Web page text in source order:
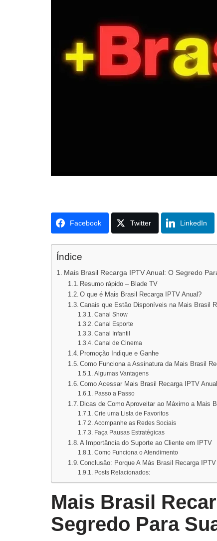
Facebook Twitter LinkedIn
Índice
Mais Brasil Recarga IPTV Anual: O Segredo
Resumo rápido – Blade TV
O que é Mais Brasil Recarga IPTV Anual?
Canais que Estão Disponíveis na Mais Brasil
Canal Show
Canal Esporte
Canal Infantil
Canal de Cinema
Promoção Indique e Ganhe
Como Funciona a Assinatura da Mais Brasil
Algumas Vantagens
Como Acessar Mais Brasil Recarga IPTV Anual
Passo a Passo
Dicas de Como Aproveitar ao Máximo a Mais
Crie uma Lista de Favoritos
Acompanhe as Redes Sociais
Faça Pausas Estratégicas
A Importância do Suporte ao Cliente em IPTV
Como Funciona o Atendimento
Conclusão: Porque A Más Brasil Recarga
Posts Relacionados:
Mais Brasil
Segredo Para